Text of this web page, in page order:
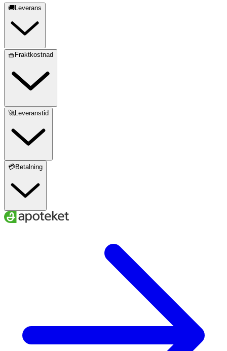
🚚Leverans
🧺Fraktkostnad
🚀Leveranstid
💳Betalning